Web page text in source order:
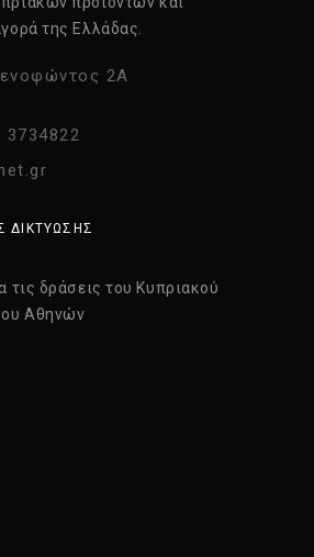
της Ελλάδας.
2Α
3734822
ΔΙΚΤΎΩΣΗΣ
τις δράσεις του Κυπριακού
Αθηνών